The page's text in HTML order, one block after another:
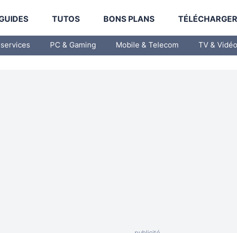
TUTOS BONS PLANS
PC & Gaming Mobile & Telecom TV & Vidéo